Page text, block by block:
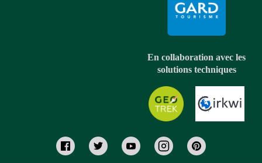
En collaboration avec les
solutions techniques